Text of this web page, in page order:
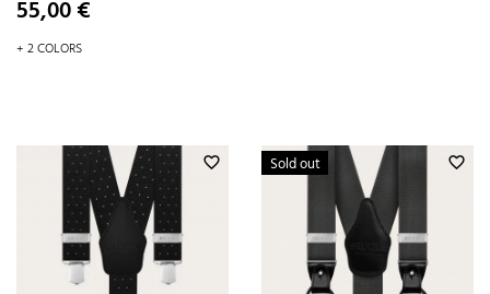
Prix
55,00 €
+ 2 COLORS
favorite_border favorite_border
Sold out